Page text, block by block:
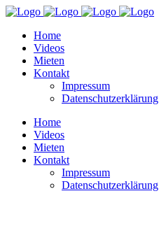
Home
Videos
Mieten
Kontakt
Impressum
Datenschutzerklärung
Home
Videos
Mieten
Kontakt
Impressum
Datenschutzerklärung